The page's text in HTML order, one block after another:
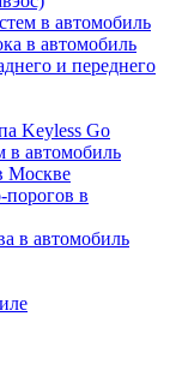
в автомобиль
в автомобиль
и переднего
Keyless Go
в автомобиль
Москве
в
в автомобиль